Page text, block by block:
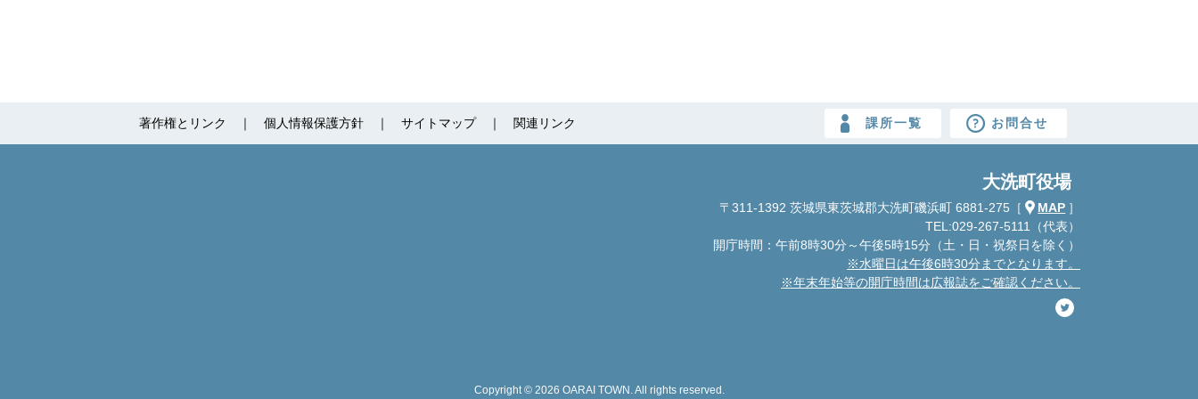
著作権とリンク 個人情報保護方針 サイトマップ 関連リンク 課所一覧 お問合せ
大洗町役場
〒311-1392 茨城県東茨城郡大洗町磯浜町 6881-275 ［ MAP ］
TEL:029-267-5111（代表）
開庁時間：午前8時30分～午後5時15分 （土・日・祝祭日を除く）
※水曜日は午後6時30分までとなります。
※年末年始等の開庁時間は広報誌をご確認ください。
Copyright © 2026 OARAI TOWN. All rights reserved.